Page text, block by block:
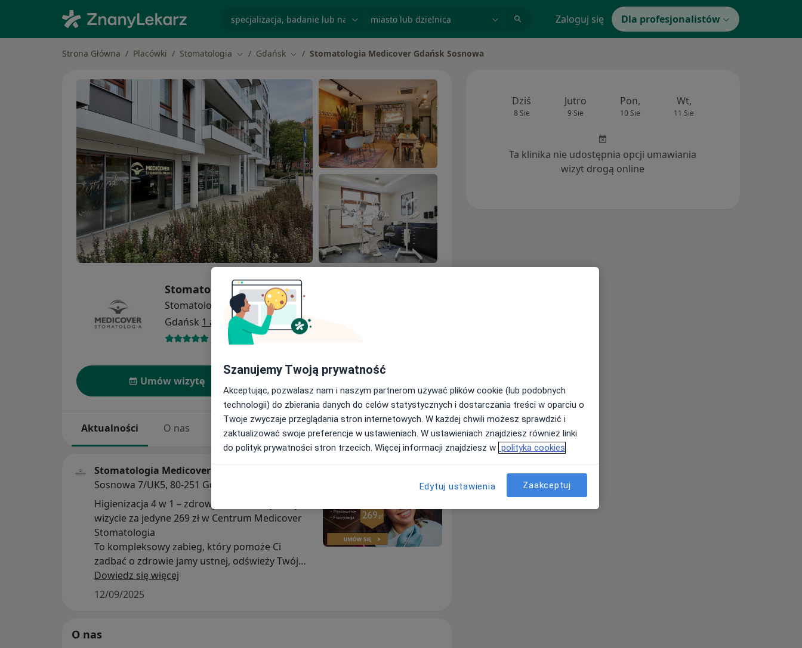
Zaloguj się Dla profesjonalistów
Strona Główna Placówki Stomatologia Zmień miasto
Gdańsk Zmień miasto
Stomatologia Medicover Gdańsk Sosnowa
Stomatologia Medicover Gdańsk Sosnowa
Stomatologia
więcej
Gdańsk 1 adres
73 opinie
Umów wizytę
Aktualności O nas Usługi Specjaliści Adresy Opinie
Stomatologia Medicover Gdańsk Sosnowa
Sosnowa 7/UK5, 80-251 Gdańsk
Higienizacja 4 w 1 – zdrowy uśmiech w jednej
wizycie za jedyne 269 zł w Centrum Medicover
Stomatologia
To kompleksowy zabieg, który pomoże Ci
zadbać o zdrowie jamy ustnej, odświeży Twój
uśmiech i pozwoli uniknąć kosztownego
leczenia w przyszłości. Dodatkowo otrzymasz
W ramach pakietu zostanie wykonany:
Dowiedz się więcej
12/09/2025
O nas
Dziś
8 Sie
Jutro
9 Sie
Pon,
10 Sie
Wt,
11 Sie
Ta klinika nie udostępnia opcji umawiania
wizyt drogą online
Szanujemy Twoją prywatność
Akceptując, pozwalasz nam i naszym partnerom używać plików cookie (lub podobnych
technologii) do zbierania danych do celów statystycznych i dostarczania treści w oparciu o
Twoje zwyczaje przeglądania stron internetowych. W każdej chwili możesz sprawdzić i
zaktualizować swoje preferencje w ustawieniach. W ustawieniach znajdziesz również linki
do polityk prywatności stron trzecich. Więcej informacji znajdziesz w polityka cookies
Edytuj ustawienia Zaakceptuj